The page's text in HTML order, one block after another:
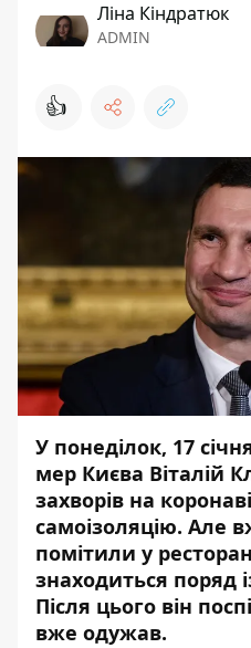
Ліна Кіндратюк
ADMIN
👍
У понеділок, 17
мер Києва Віталій
захворів на
самоізоляцію. Але
помітили у
знаходиться поряд
Після цього він
вже одужав.